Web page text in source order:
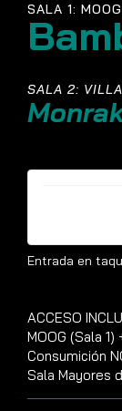
SALA 1: MOOG
SALA 2:
Entrada en
ACCESO
MOOG (Sala
Consumición
Sala Mayores